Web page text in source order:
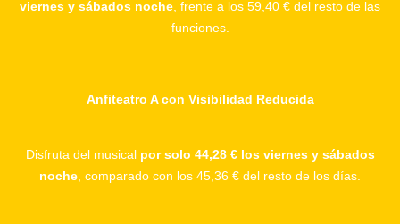
viernes y sábados noche , frente a los 59,40 € del resto de las
funciones.
Anfiteatro A con Visibilidad Reducida
Disfruta del musical por solo 44,28 € los viernes y sábados
noche , comparado con los 45,36 € del resto de los días.